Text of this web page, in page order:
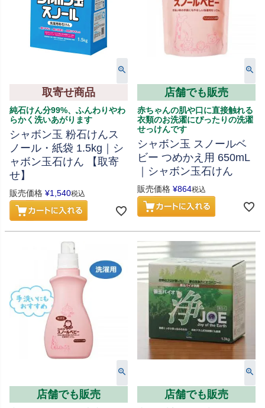
取寄せ商品
純石けん分99%、ふんわりやわ
らかく洗いあがります
シャボン玉 粉石けんス
ノール・紙袋 1.5kg｜シ
ャボン玉石けん 【取寄
せ】
販売価格 ¥1,540税込
店舗でも販売
赤ちゃんの肌や口に直接触れる
衣類のお洗濯にぴったりの洗濯
せっけんです
シャボン玉 スノールベ
ビー つめかえ用 650mL
｜シャボン玉石けん
販売価格 ¥864税込
店舗でも販売 店舗でも販売